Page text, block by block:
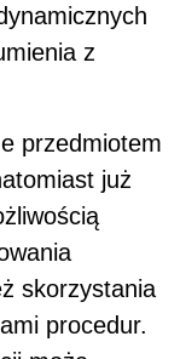
z
przedmiotem
już
skorzystania
procedur.